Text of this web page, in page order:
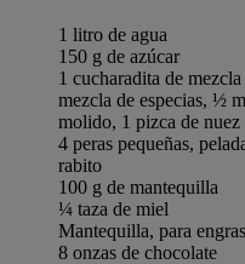
1 litro de agua
150 g de azúcar
1 cucharadita de
mezcla de especias, ½
molido, 1 pizca de
4 peras pequeñas,
rabito
100 g de mantequilla
¼ taza de miel
Mantequilla, para
8 onzas de chocolate